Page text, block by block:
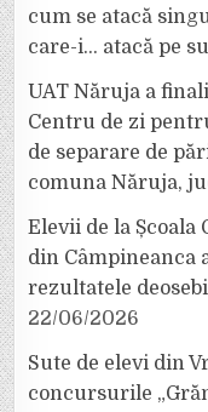
cum se atacă
care-i… atacă pe
UAT Năruja a
Centru de zi
de separare de
comuna Năruja,
Elevii de la Școala
din Câmpineanca
rezultatele
22/06/2026
Sute de elevi din
concursurile